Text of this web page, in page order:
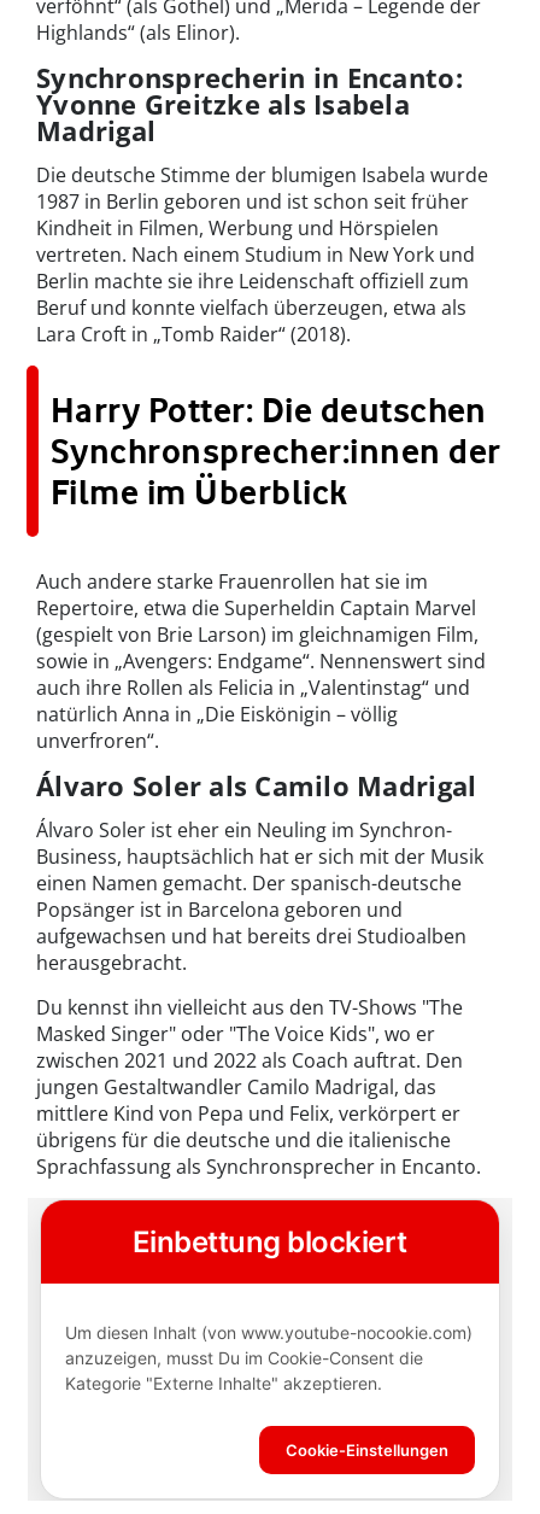
verföhnt“ (als Gothel) und „Merida – Legende der
Highlands“ (als Elinor).
Synchronsprecherin in Encanto:
Yvonne Greitzke als Isabela
Madrigal
Die deutsche Stimme der blumigen Isabela wurde
1987 in Berlin geboren und ist schon seit früher
Kindheit in Filmen, Werbung und Hörspielen
vertreten. Nach einem Studium in New York und
Berlin machte sie ihre Leidenschaft offiziell zum
Beruf und konnte vielfach überzeugen, etwa als
Lara Croft in „Tomb Raider“ (2018).
Harry Potter: Die deutschen
Synchronsprecher:innen der
Filme im Überblick
Auch andere starke Frauenrollen hat sie im
Repertoire, etwa die Superheldin Captain Marvel
(gespielt von Brie Larson) im gleichnamigen Film,
sowie in „Avengers: Endgame“. Nennenswert sind
auch ihre Rollen als Felicia in „Valentinstag“ und
natürlich Anna in „Die Eiskönigin – völlig
unverfroren“.
Álvaro Soler als Camilo Madrigal
Álvaro Soler ist eher ein Neuling im Synchron-
Business, hauptsächlich hat er sich mit der Musik
einen Namen gemacht. Der spanisch-deutsche
Popsänger ist in Barcelona geboren und
aufgewachsen und hat bereits drei Studioalben
herausgebracht.
Du kennst ihn vielleicht aus den TV-Shows "The
Masked Singer" oder "The Voice Kids", wo er
zwischen 2021 und 2022 als Coach auftrat. Den
jungen Gestaltwandler Camilo Madrigal, das
mittlere Kind von Pepa und Felix, verkörpert er
übrigens für die deutsche und die italienische
Sprachfassung als Synchronsprecher in Encanto.